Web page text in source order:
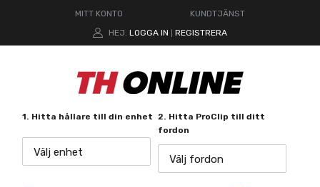
MITT KONTO
KUNDTJÄNST
HEJ. LOGGA IN REGISTRERA
1. Hitta hållare till din enhet
Välj enhet
2. Hitta ProClip till ditt
fordon
Välj fordon